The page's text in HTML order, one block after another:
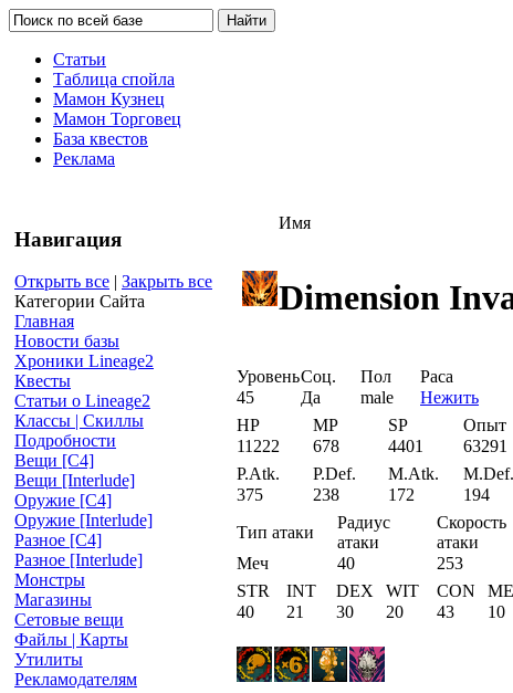
Статьи
Таблица спойла
Мамон Кузнец
Мамон Торговец
База квестов
Реклама
Навигация
Открыть все | Закрыть все
Категории Сайта
Главная
Новости базы
Хроники Lineage2
Квесты
Статьи о Lineage2
Классы | Скиллы
Подробности
Вещи [С4]
Вещи [Interlude]
Оружие [С4]
Оружие [Interlude]
Разное [C4]
Разное [Interlude]
Монстры
Магазины
Сетовые вещи
Файлы | Карты
Утилиты
Рекламодателям
Имя
Dimension
УровеньСоц. Пол
Раса
45
Да male
Нежить
HP
MP SP
Опыт
11222
678 4401
63291
P.Atk.
P.Def. M.Atk.
M.Def.
375
238 172
194
Тип атаки
Радиус
атаки
Скорость
атаки
Меч
40
253
STR
INT DEX WIT CON
40
21 30 20 43 10